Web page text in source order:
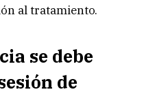
al tratamiento.
se debe
de